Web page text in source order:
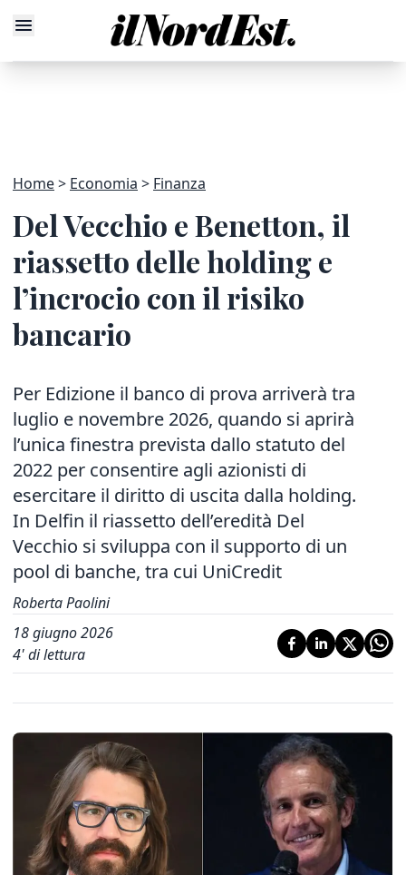
Home Economia Finanza
Del Vecchio e Benetton, il
riassetto delle holding e
l’incrocio con il risiko
bancario
Per Edizione il banco di prova arriverà tra
luglio e novembre 2026, quando si aprirà
l’unica finestra prevista dallo statuto del
2022 per consentire agli azionisti di
esercitare il diritto di uscita dalla holding.
In Delfin il riassetto dell’eredità Del
Vecchio si sviluppa con il supporto di un
pool di banche, tra cui UniCredit
Roberta Paolini
18 giugno 2026
4' di lettura